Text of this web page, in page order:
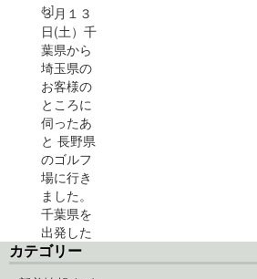
む]
３月１３
日(土）千
葉県から
埼玉県の
お客様の
ところに
伺ったあ
と 長野県
のゴルフ
場に行き
ました。
千葉県を
出発した
時の気温
は１８℃
カテゴリー